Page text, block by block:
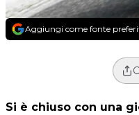
Aggiungi come fonte
Si è chiuso con una